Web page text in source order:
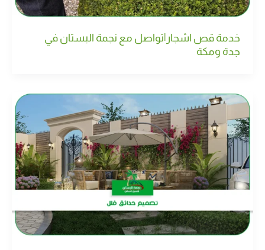
خدمة قص اشجار|تواصل مع نجمة البستان في
جدة ومكة